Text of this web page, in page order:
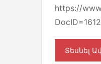
https://
Տեսնել